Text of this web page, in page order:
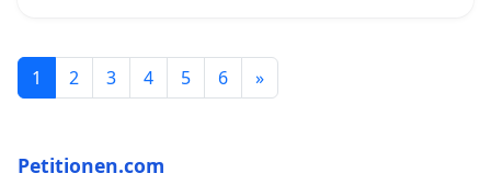
1 2 3 4 5 6 »
Petitionen.com